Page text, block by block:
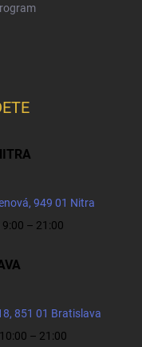
949 01 Nitra
– 21:00
851 01 Bratislava
– 21:00